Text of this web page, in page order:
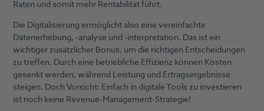
Raten und somit mehr Rentabilität führt.
Die Digitalisierung ermöglicht also eine vereinfachte
Datenerhebung, -analyse und -interpretation. Das ist ein
wichtiger zusätzlicher Bonus, um die richtigen Entscheidungen
zu treffen. Durch eine betriebliche Effizienz können Kosten
gesenkt werden, während Leistung und Ertragsergebnisse
steigen. Doch Vorsicht: Einfach in digitale Tools zu investieren
ist noch keine Revenue-Management-Strategie!